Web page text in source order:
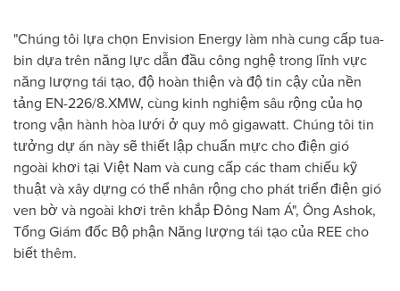
"Chúng tôi lựa chọn Envision Energy làm nhà cung cấp tua-
bin dựa trên năng lực dẫn đầu công nghệ trong lĩnh vực
năng lượng tái tạo, độ hoàn thiện và độ tin cậy của nền
tảng EN-226/8.XMW, cùng kinh nghiệm sâu rộng của họ
trong vận hành hòa lưới ở quy mô gigawatt. Chúng tôi tin
tưởng dự án này sẽ thiết lập chuẩn mực cho điện gió
ngoài khơi tại Việt Nam và cung cấp các tham chiếu kỹ
thuật và xây dựng có thể nhân rộng cho phát triển điện gió
ven bờ và ngoài khơi trên khắp Đông Nam Á", Ông Ashok,
Tổng Giám đốc Bộ phận Năng lượng tái tạo của REE cho
biết thêm.